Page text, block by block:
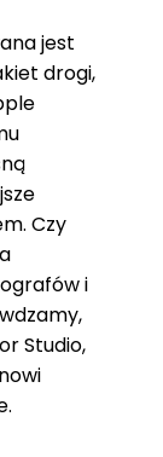
jest
drogi,
Czy
i
Studio,